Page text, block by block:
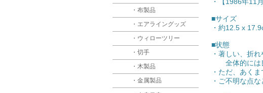
■サイズ
・約12.5 x
■状態
・著しい、折
全体的には良
・ただ、あく
・ご不明な点
・布製品
・エアライングッズ
・ウィローツリー
・切手
・木製品
・金属製品